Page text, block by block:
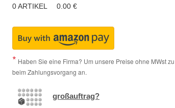
0ARTIKEL 0.00 €
Haben Sie eine Firma? Um unsere Preise ohne MWst
beim Zahlungsvorgang an.
großauftrag?